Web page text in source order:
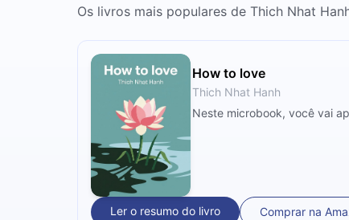
Os livros mais populares de Thich Nhat
How to love
Thich Nhat Hanh
Neste microbook, você vai
Ler o resumo do livro Comprar na